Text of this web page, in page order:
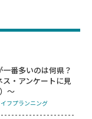
番多いのは何県？
・アンケートに見
～
フプランニング